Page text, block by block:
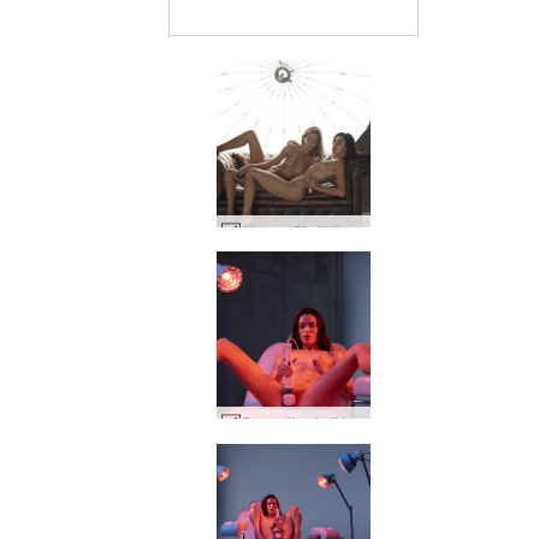
Alya ve Oksi Ukraynalı çıplak modeller #45
Grace titreşimli tedavi #19